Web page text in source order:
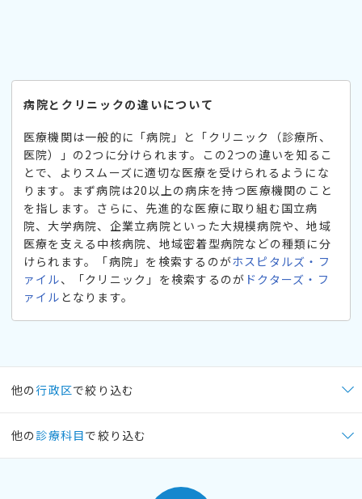
病院とクリニックの違いについて
医療機関は一般的に「病院」と「クリニック（診療所、
医院）」の2つに分けられます。この2つの違いを知るこ
とで、よりスムーズに適切な医療を受けられるようにな
ります。まず病院は20以上の病床を持つ医療機関のこと
を指します。さらに、先進的な医療に取り組む国立病
院、大学病院、企業立病院といった大規模病院や、地域
医療を支える中核病院、地域密着型病院などの種類に分
けられます。「病院」を検索するのがホスピタルズ・フ
ァイル、「クリニック」を検索するのが ドクターズ・フ
ァイル となります。
他の行政区で絞り込む
他の 診療科目で絞り込む